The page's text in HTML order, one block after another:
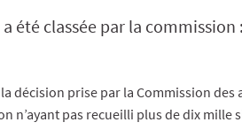
été classée par la commission :
décision prise par la Commission
n’ayant pas recueilli plus de dix